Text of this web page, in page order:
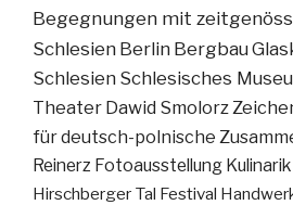
Begegnungen mit
Schlesien Berlin Bergbau
Schlesien Schlesisches
Theater Dawid Smolorz
für deutsch-polnische
Reinerz Fotoausstellung Kulinarik
Hirschberger Tal Festival